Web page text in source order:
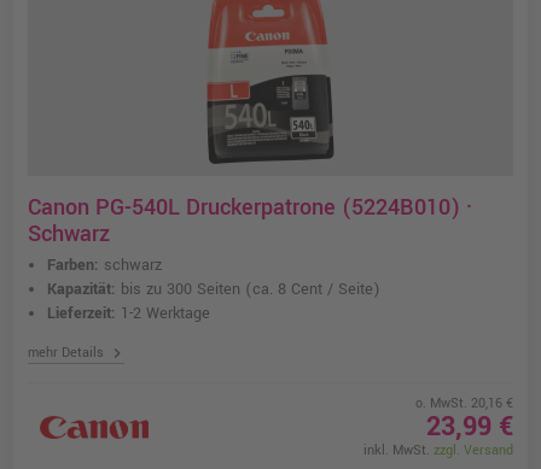
Canon PG-540L Druckerpatrone (5224B010) ·
Schwarz
Farben: schwarz
Kapazität: bis zu 300 Seiten (ca. 8 Cent / Seite)
Lieferzeit: 1-2 Werktage
mehr Details chevron_right
o. MwSt. 20,16 €
23,99 €
inkl. MwSt. zzgl. Versand